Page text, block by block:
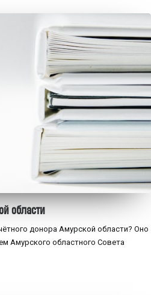
области
донора Амурской области? Оно
Амурского областного Совета